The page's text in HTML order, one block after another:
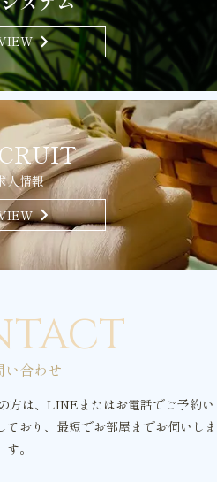
chevron_right
人情報
chevron_right
い合わせ
方は、LINEまたはお電話でご予約い
おり、最短でお部屋までお伺いしま
す。